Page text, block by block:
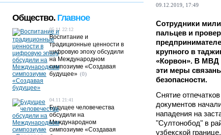
09.12.2019, 17:49
Сотрудники
пальцев и
крупного в
«Корвон». В МВД
эти меры
безопасности.
Снятие
документов
нападения на
"Султонобод" в
узбекской
Общество. Главное
05.11 22:12
Воспитание и
традиционные ценности в
цифровую эпоху обсудили
на Международном
симпозиуме «Создавая
будущее» (0)
04.11 21:41
Будущее человечества
обсудили на
Международном
симпозиуме «Создавая